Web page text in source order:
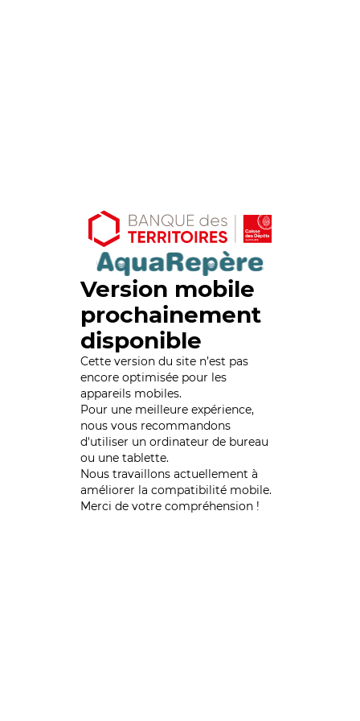
Version mobile
prochainement
disponible
Cette version du site n’est pas
encore optimisée pour les
appareils mobiles.
Pour une meilleure expérience,
nous vous recommandons
d'utiliser un ordinateur de bureau
ou une tablette.
Nous travaillons actuellement à
améliorer la compatibilité mobile.
Merci de votre compréhension !